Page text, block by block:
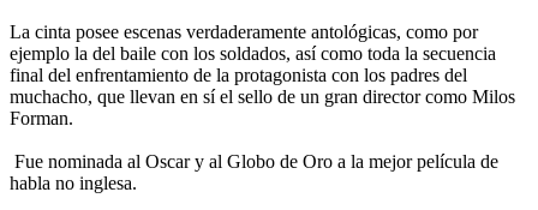
La cinta posee escenas verdaderamente antológicas, como por
ejemplo la del baile con los soldados, así como toda la secuencia
final del enfrentamiento de la protagonista con los padres del
muchacho, que llevan en sí el sello de un gran director como Milos
Forman.
Fue nominada al Oscar y al Globo de Oro a la mejor película de
habla no inglesa.